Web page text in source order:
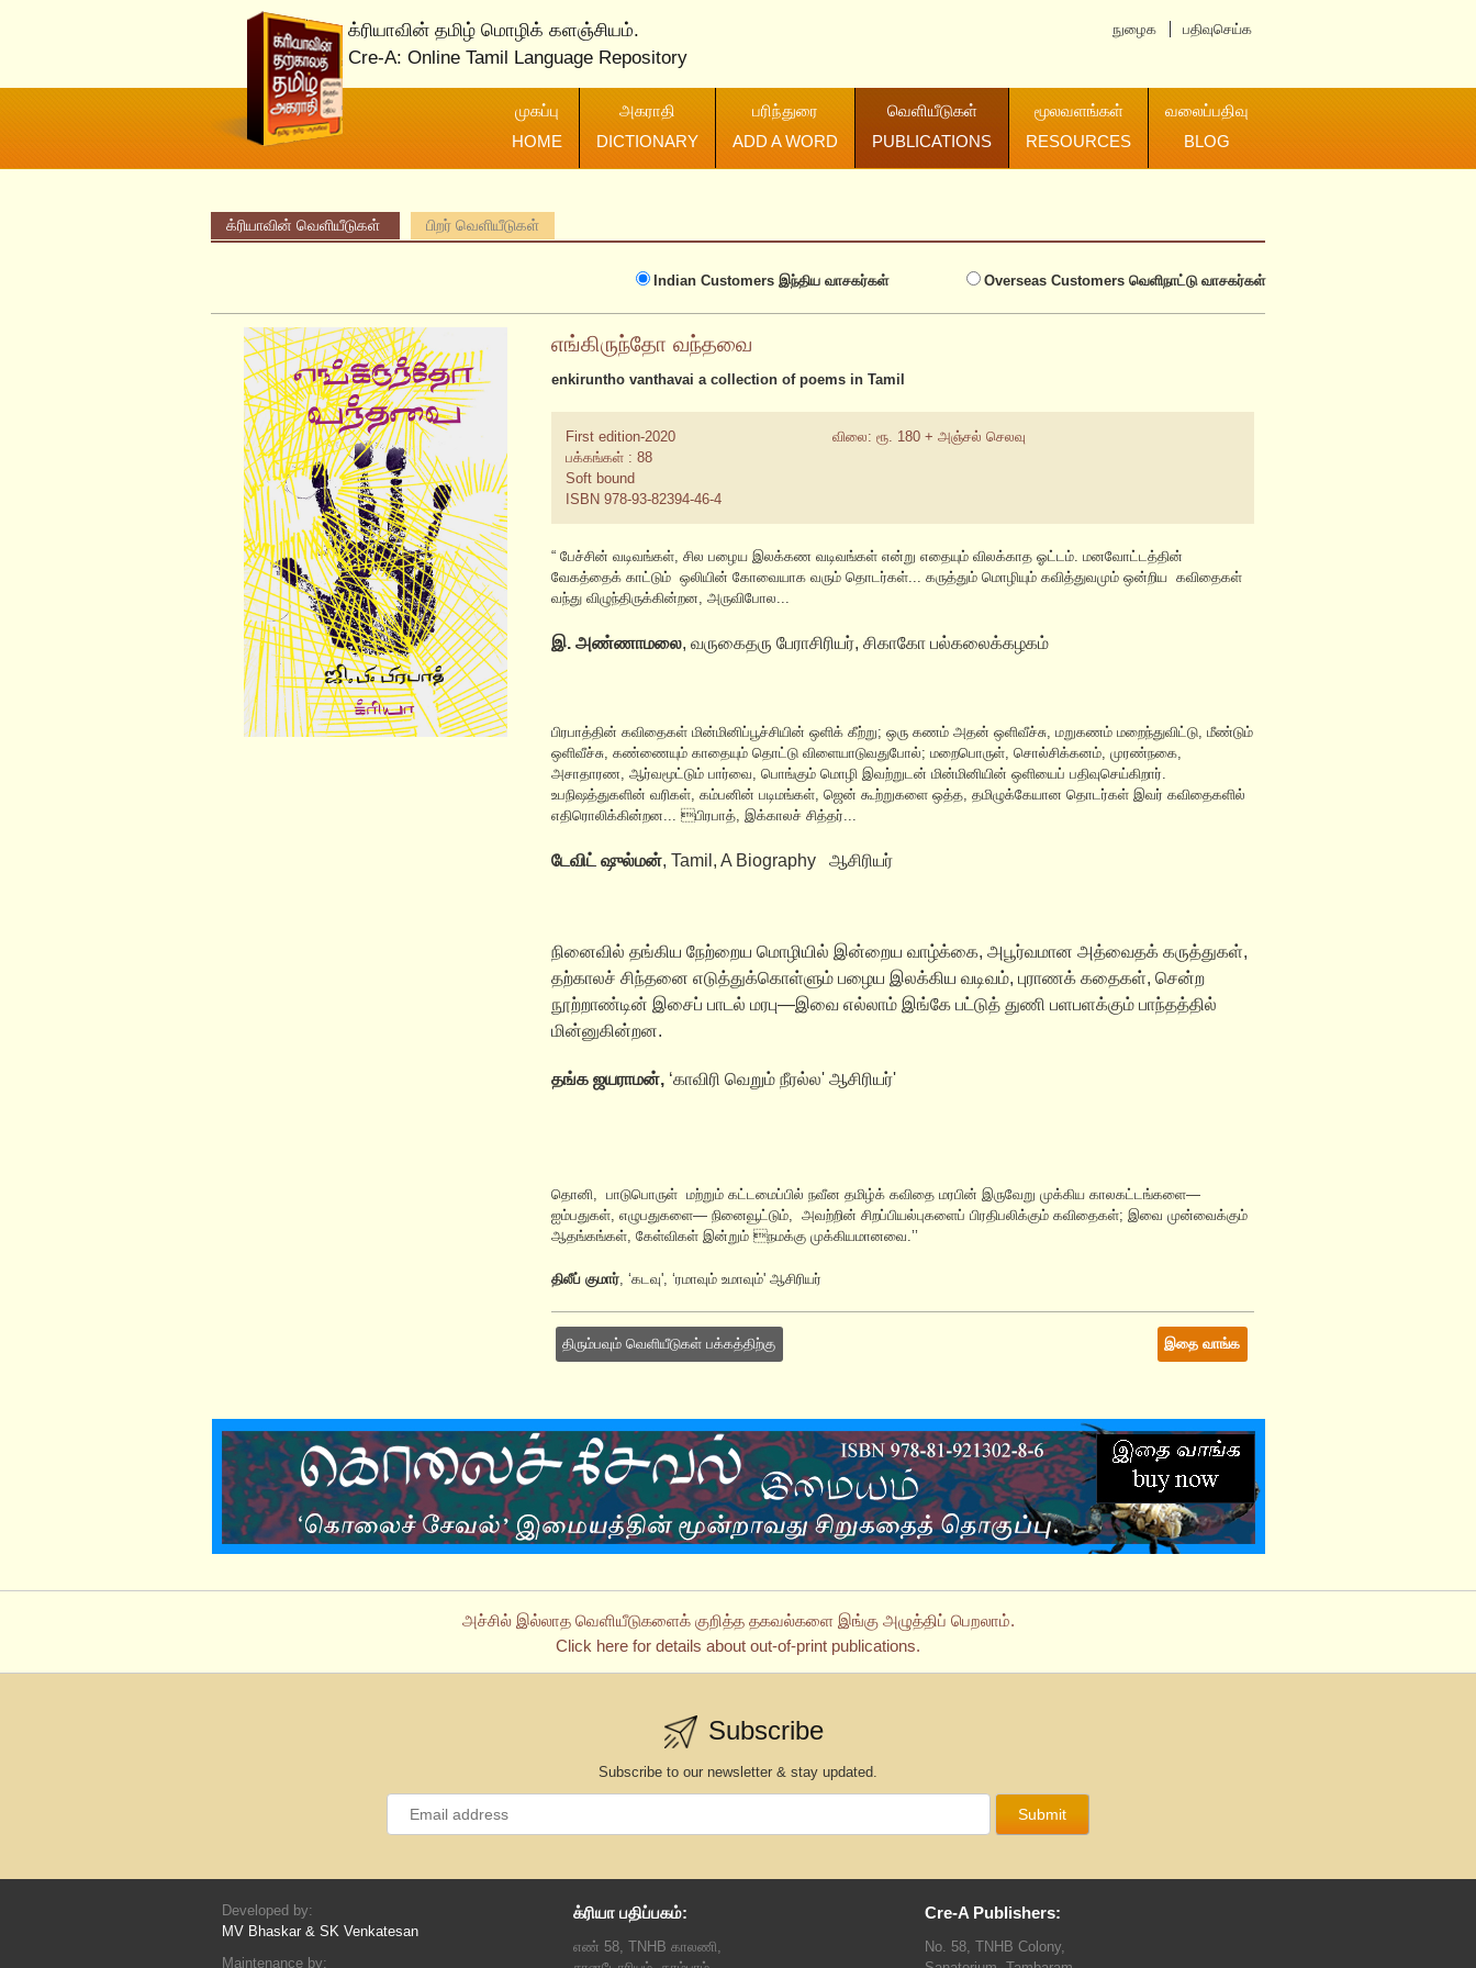
க்ரியாவின் தமிழ் மொழிக் களஞ்சியம்.
Cre-A: Online Tamil Language Repository
முகப்பு
HOME
அகராதி
DICTIONARY
பரிந்துரை
ADD A WORD
வெளியீடுகள்
PUBLICATIONS
மூலவளங்கள்
RESOURCES
வலைப்பதிவு
BLOG
நுழைக பதிவுசெய்க
க்ரியாவின் வெளியீடுகள் பிறர் வெளியீடுகள்
Indian Customers இந்திய வாசகர்கள் Overseas Customers வெளிநாட்டு வாசகர்கள்
எங்கிருந்தோ வந்தவை
enkiruntho vanthavai a collection of poems in Tamil
First edition-2020
பக்கங்கள் : 88
Soft bound
ISBN 978-93-82394-46-4
விலை: ரூ. 180 + அஞ்சல் செலவு
“ பேச்சின் வடிவங்கள், சில பழைய இலக்கண வடிவங்கள் என்று எதையும் விலக்காத ஓட்டம். மனவோட்டத்தின்
வேகத்தைக் காட்டும் ஒலியின் கோவையாக வரும் தொடர்கள்... கருத்தும் மொழியும் கவித்துவமும் ஒன்றிய கவிதைகள்
வந்து விழுந்திருக்கின்றன, அருவிபோல...
இ. அண்ணாமலை, வருகைதரு பேராசிரியர், சிகாகோ பல்கலைக்கழகம்
பிரபாத்தின் கவிதைகள் மின்மினிப்பூச்சியின் ஒளிக் கீற்று; ஒரு கணம் அதன் ஒளிவீச்சு, மறுகணம் மறைந்துவிட்டு, மீண்டும்
ஒளிவீச்சு, கண்ணையும் காதையும் தொட்டு விளையாடுவதுபோல்; மறைபொருள், சொல்சிக்கனம், முரண்நகை,
அசாதாரண, ஆர்வமூட்டும் பார்வை, பொங்கும் மொழி இவற்றுடன் மின்மினியின் ஒளியைப் பதிவுசெய்கிறார்.
உபநிஷத்துகளின் வரிகள், கம்பனின் படிமங்கள், ஜென் கூற்றுகளை ஒத்த, தமிழுக்கேயான தொடர்கள் இவர் கவிதைகளில்
எதிரொலிக்கின்றன... பிரபாத், இக்காலச் சித்தர்...
டேவிட் ஷுல்மன், Tamil, A Biography ஆசிரியர்
நினைவில் தங்கிய நேற்றைய மொழியில் இன்றைய வாழ்க்கை, அபூர்வமான அத்வைதக் கருத்துகள்,
தற்காலச் சிந்தனை எடுத்துக்கொள்ளும் பழைய இலக்கிய வடிவம், புராணக் கதைகள், சென்ற
நூற்றாண்டின் இசைப் பாடல் மரபு—இவை எல்லாம் இங்கே பட்டுத் துணி பளபளக்கும் பாந்தத்தில்
மின்னுகின்றன.
தங்க ஜயராமன், ‘காவிரி வெறும் நீரல்ல' ஆசிரியர்'
தொனி, பாடுபொருள் மற்றும் கட்டமைப்பில் நவீன தமிழ்க் கவிதை மரபின் இருவேறு முக்கிய காலகட்டங்களை—
ஐம்பதுகள், எழுபதுகளை— நினைவூட்டும், அவற்றின் சிறப்பியல்புகளைப் பிரதிபலிக்கும் கவிதைகள்; இவை முன்வைக்கும்
ஆதங்கங்கள், கேள்விகள் இன்றும் நமக்கு முக்கியமானவை.’’
திலீப் குமார் , ‘கடவு', ‘ரமாவும் உமாவும்' ஆசிரியர்
திரும்பவும் வெளியீடுகள் பக்கத்திற்கு இதை வாங்க
அச்சில் இல்லாத வெளியீடுகளைக் குறித்த தகவல்களை இங்கு அழுத்திப் பெறலாம்.
Click here for details about out-of-print publications.
Subscribe
Subscribe to our newsletter & stay updated.
Developed by:
MV Bhaskar & SK Venkatesan
Maintenance by:
க்ரியா பதிப்பகம்:
எண் 58, TNHB காலணி,
Cre-A Publishers:
No. 58, TNHB Colony,